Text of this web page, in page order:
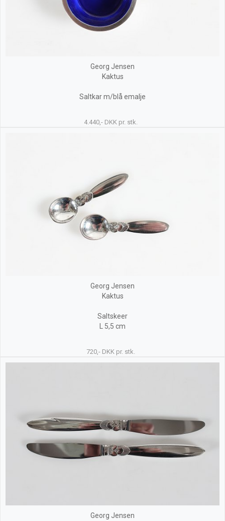
Georg Jensen
Kaktus
Saltkar m/blå emalje
4.440,- DKK pr. stk.
Georg Jensen
Kaktus
Saltskeer
L 5,5 cm
720,- DKK pr. stk.
Georg Jensen